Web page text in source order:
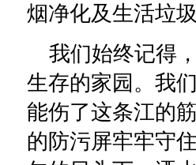
烟净化及生活垃
我们始终记得
生存的家园。我
能伤了这条江的
的防污屏牢牢守